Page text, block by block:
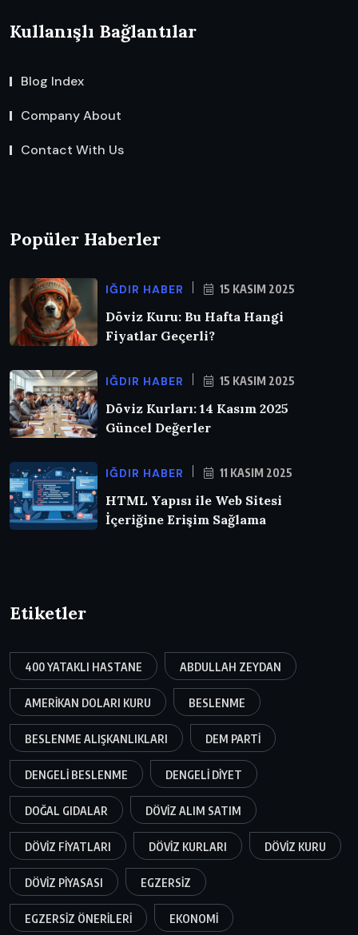
Kullanışlı Bağlantılar
Blog Index
Company About
Contact With Us
Popüler Haberler
IĞDIR HABER 15 KASIM 2025
Döviz Kuru: Bu Hafta Hangi
Fiyatlar Geçerli?
IĞDIR HABER 15 KASIM 2025
Döviz Kurları: 14 Kasım 2025
Güncel Değerler
IĞDIR HABER 11 KASIM 2025
HTML Yapısı ile Web Sitesi
İçeriğine Erişim Sağlama
Etiketler
400 YATAKLI HASTANE ABDULLAH ZEYDAN
AMERIKAN DOLARI KURU BESLENME
BESLENME ALIŞKANLIKLARI DEM PARTI
DENGELI BESLENME DENGELI DIYET
DOĞAL GIDALAR DÖVIZ ALIM SATIM
DÖVIZ FIYATLARI DÖVIZ KURLARI DÖVIZ KURU
DÖVIZ PIYASASI EGZERSIZ
EGZERSIZ ÖNERILERI EKONOMI